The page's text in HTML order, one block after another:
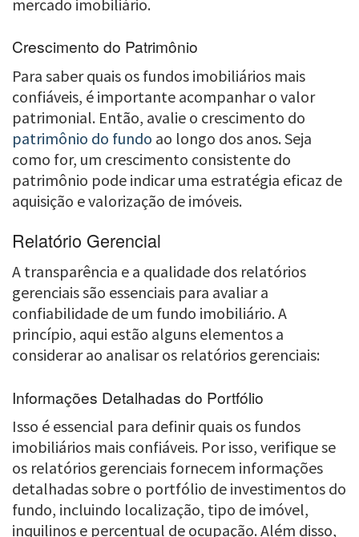
mercado imobiliário.
Crescimento do Patrimônio
Para saber quais os fundos imobiliários mais
confiáveis, é importante acompanhar o valor
patrimonial. Então, avalie o crescimento do
patrimônio do fundo ao longo dos anos. Seja
como for, um crescimento consistente do
patrimônio pode indicar uma estratégia eficaz de
aquisição e valorização de imóveis.
Relatório Gerencial
A transparência e a qualidade dos relatórios
gerenciais são essenciais para avaliar a
confiabilidade de um fundo imobiliário. A
princípio, aqui estão alguns elementos a
considerar ao analisar os relatórios gerenciais:
Informações Detalhadas do Portfólio
Isso é essencial para definir quais os fundos
imobiliários mais confiáveis. Por isso, verifique se
os relatórios gerenciais fornecem informações
detalhadas sobre o portfólio de investimentos do
fundo, incluindo localização, tipo de imóvel,
inquilinos e percentual de ocupação. Além disso,